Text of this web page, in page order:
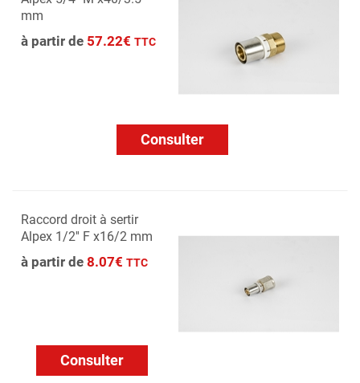
mm
à partir de 57.22€ TTC
Consulter
Raccord droit à sertir
Alpex 1/2'' F x16/2 mm
à partir de 8.07€ TTC
Consulter